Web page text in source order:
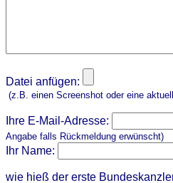
Datei anfügen:
(z.B. einen Screenshot oder eine
Ihre E-Mail-Adresse:
Angabe falls Rückmeldung erwünscht)
Ihr Name:
wie hieß der erste